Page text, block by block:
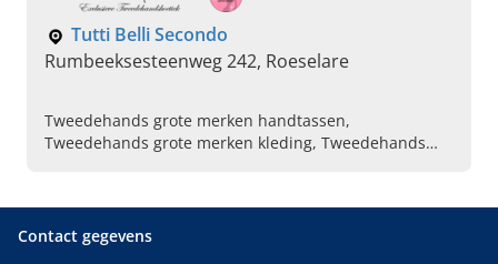
Tutti Belli Secondo
Rumbeeksesteenweg 242, Roeselare
Tweedehands grote merken handtassen,
Tweedehands grote merken kleding, Tweedehands
Vuitton, Kleding Michael Kors, Handtassen Gucci,
Handtassen Chanel
Contact gegevens